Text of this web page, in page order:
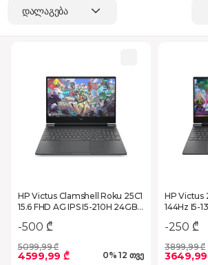
დალაგება
HP Victus Clamshell Roku 25C1
15.6 FHD AG IPS I5-210H 24GB
(C1YH3EA)
-500 ₾
5099,99 ₾
4599,99 ₾ 0% 12 თვე
HP Victus
144Hz I5-
(C5HY0EA)
-250 ₾
3899,99 ₾